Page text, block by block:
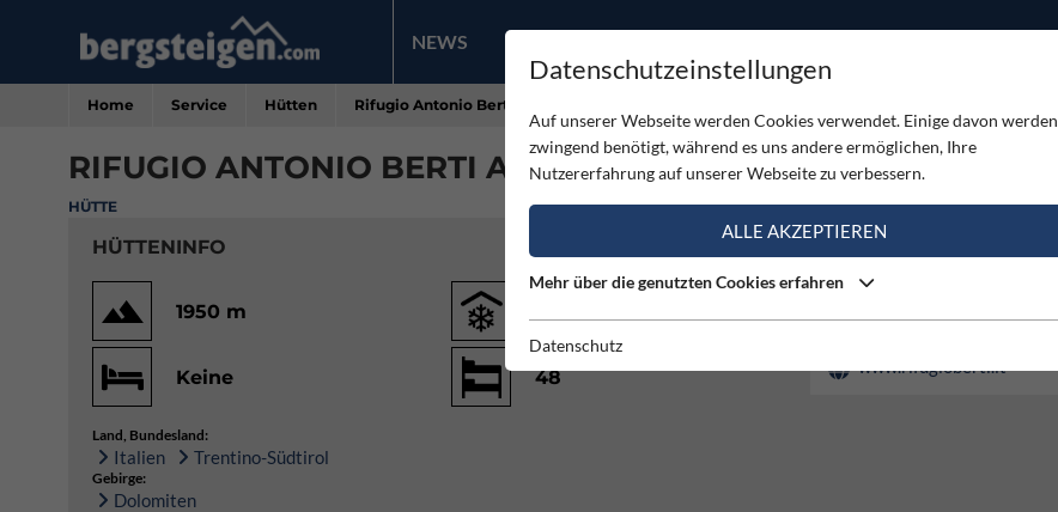
NEWS PRODUKTE
Home Service Hütten Rifugio Antonio Berti al Popera
RIFUGIO ANTONIO BERTI AL POPERA
HÜTTE
HÜTTENINFO
www.rifugioberti.it
1950 m
Keine 48
Land, Bundesland:
Italien Trentino-Südtirol
Gebirge:
Dolomiten
Datenschutzeinstellungen
Auf unserer Webseite werden Cookies verwendet. Einige davon werden
zwingend benötigt, während es uns andere ermöglichen, Ihre
Nutzererfahrung auf unserer Webseite zu verbessern.
ALLE AKZEPTIEREN
Mehr über die genutzten Cookies erfahren
Datenschutz